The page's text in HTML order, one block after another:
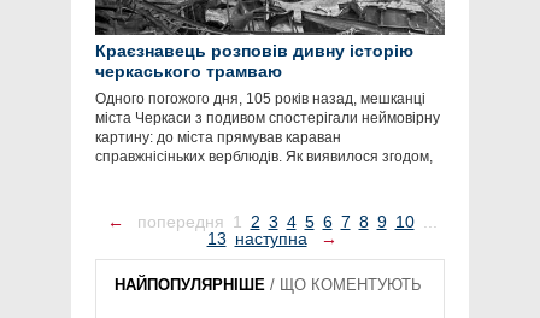
Краєзнавець розповів дивну історію
черкаського трамваю
Одного погожого дня, 105 років назад, мешканці
міста Черкаси з подивом спостерігали неймовірну
картину: до міста прямував караван
справжнісіньких верблюдів. Як виявилося згодом,
← попередня 1 2 3 4 5 6 7 8 9 10 ...
13 наступна →
НАЙПОПУЛЯРНІШЕ / ЩО КОМЕНТУЮТЬ